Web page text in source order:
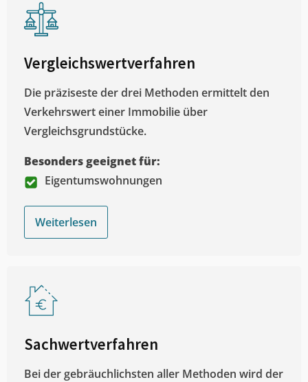
Vergleichswertverfahren
Die präziseste der drei Methoden ermittelt den
Verkehrswert einer Immobilie über
Vergleichsgrundstücke.
Besonders geeignet für:
Eigentumswohnungen
Weiterlesen
Sachwertverfahren
Bei der gebräuchlichsten aller Methoden wird der